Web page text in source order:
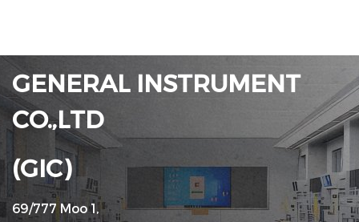
GENERAL INSTRUMENT
CO.,LTD
(GIC)
69/777 Moo 1,